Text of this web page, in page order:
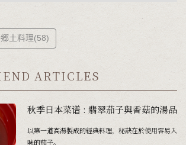
土料理(58)
ARTICLES
秋季日本菜谱 : 翡翠茄子與香菇的湯品
以第一道高湯製成的經典料理，秘訣在於使用容易入
味的茄子。